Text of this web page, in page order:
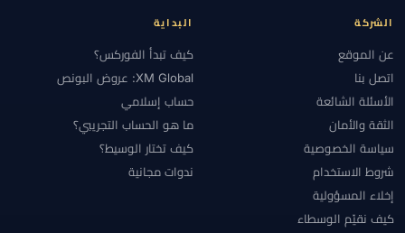
الشركة
عن الموقع
اتصل بنا
الأسئلة الشائعة
الثقة والأمان
سياسة الخصوصية
شروط الاستخدام
إخلاء المسؤولية
كيف نقيّم الوسطاء
البداية
كيف تبدأ الفوركس؟
XM Global: عروض البونص
حساب إسلامي
ما هو الحساب التجريبي؟
كيف تختار الوسيط؟
ندوات مجانية